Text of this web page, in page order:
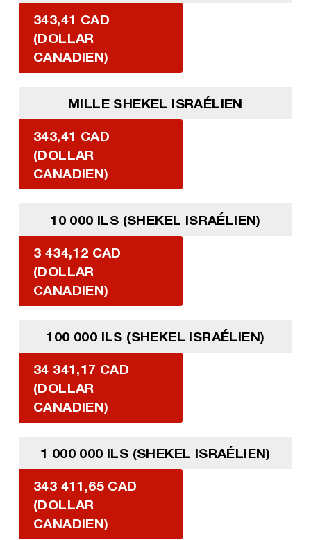
343,41 CAD
(DOLLAR
CANADIEN)
MILLE SHEKEL ISRAÉLIEN
343,41 CAD
(DOLLAR
CANADIEN)
10 000 ILS (SHEKEL ISRAÉLIEN)
3 434,12 CAD
(DOLLAR
CANADIEN)
100 000 ILS (SHEKEL ISRAÉLIEN)
34 341,17 CAD
(DOLLAR
CANADIEN)
1 000 000 ILS (SHEKEL ISRAÉLIEN)
343 411,65 CAD
(DOLLAR
CANADIEN)